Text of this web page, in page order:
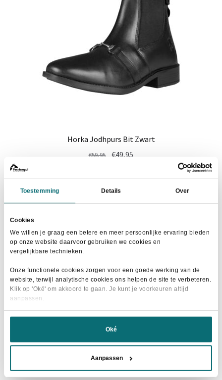
Toestemming Details Over
Cookies
We willen je graag een betere en meer persoonlijke ervaring bieden
op onze website daarvoor gebruiken we cookies en
vergelijkbare technieken.
Onze functionele cookies zorgen voor een goede werking van de
website, terwijl analytische cookies ons helpen de site te verbeteren.
Klik op 'Oké' om akkoord te gaan. Je kunt je voorkeuren altijd
aanpassen.
Oké
Aanpassen
Horka Jodhpurs Bit Zwart
€59,95
Oorspronkelijke
was:
€59,95.
€49,95
is:
Maat selecteren
product
Deze
gekozen
worden
de